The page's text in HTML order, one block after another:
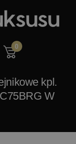
0
kpl.
W